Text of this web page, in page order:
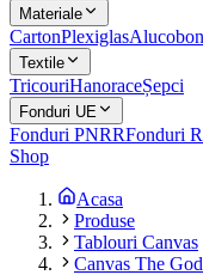
Materiale
CartonPlexiglas
Textile
TricouriHanoraceȘepci
Fonduri UE
Fonduri PNRRFonduri
Shop
Acasa
Produse
Tablouri Canvas
Canvas The